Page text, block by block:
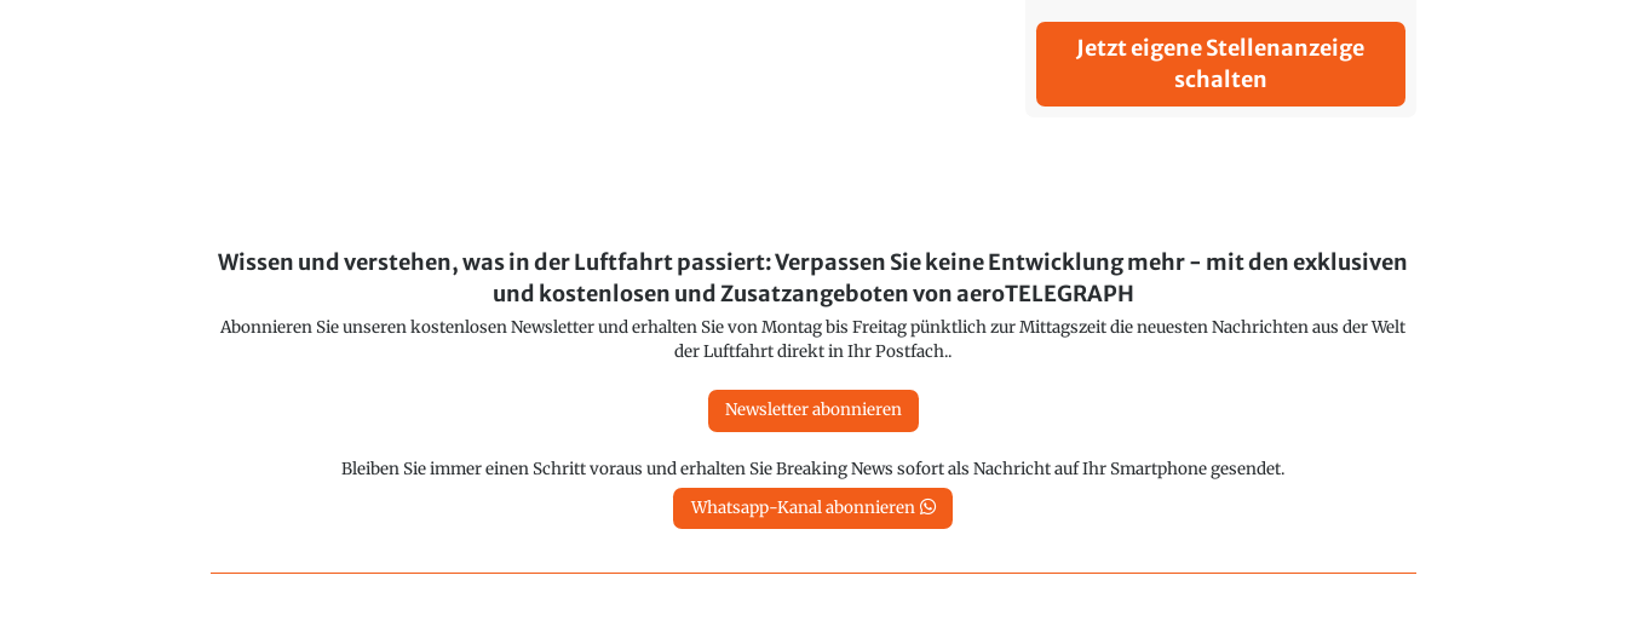
Jetzt eigene Stellenanzeige
schalten
Wissen und verstehen, was in der Luftfahrt passiert: Verpassen Sie keine Entwicklung mehr - mit den exklusiven
und kostenlosen und Zusatzangeboten von aeroTELEGRAPH
Abonnieren Sie unseren kostenlosen Newsletter und erhalten Sie von Montag bis Freitag pünktlich zur Mittagszeit die neuesten Nachrichten aus der Welt
der Luftfahrt direkt in Ihr Postfach..
Newsletter abonnieren
Bleiben Sie immer einen Schritt voraus und erhalten Sie Breaking News sofort als Nachricht auf Ihr Smartphone gesendet.
Whatsapp-Kanal abonnieren